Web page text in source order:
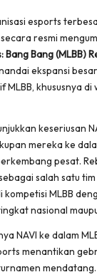
esports
resmi
Bang Bang (MLBB)
ekspansi
MLBB, khususnya di
keseriusan
mereka ke
pesat.
salah satu
kompetisi MLBB
nasional
NAVI ke dalam
menantikan
mendatang.